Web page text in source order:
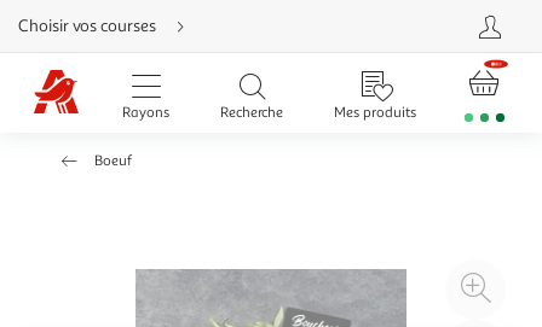
Aller
directement
au
contenu
Aller
directement
Aller
Choisir vos courses
Rayons Recherche Mes produits
Boeuf